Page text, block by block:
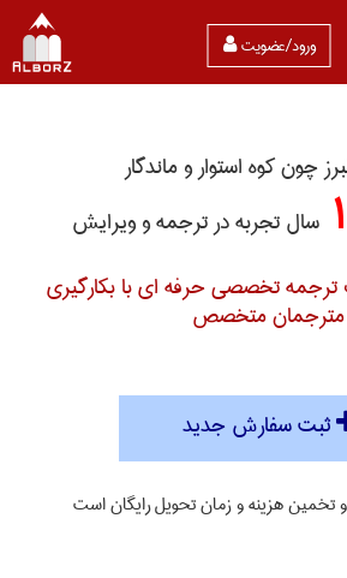
ورود/عضویت
چون کوه استوار و ماندگار
سال تجربه در ترجمه و ویرایش
ترجمه تخصصی حرفه ای با بکارگیری
مترجمان متخصص
ثبت سفارش جدید
تخمین هزینه و زمان تحویل رایگان است